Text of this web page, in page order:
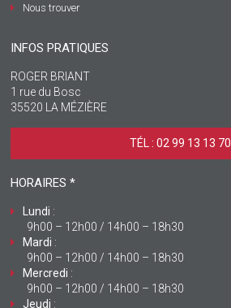
Nous trouver
INFOS PRATIQUES
ROGER BRIANT
1 rue du Bosc
35520 LA MÉZIÈRE
TÉL : 02 99 13 13 70 ‎
HORAIRES *
Lundi :
9h00 – 12h00 / 14h00 – 18h30
Mardi :
9h00 – 12h00 / 14h00 – 18h30
Mercredi :
9h00 – 12h00 / 14h00 – 18h30
Jeudi :